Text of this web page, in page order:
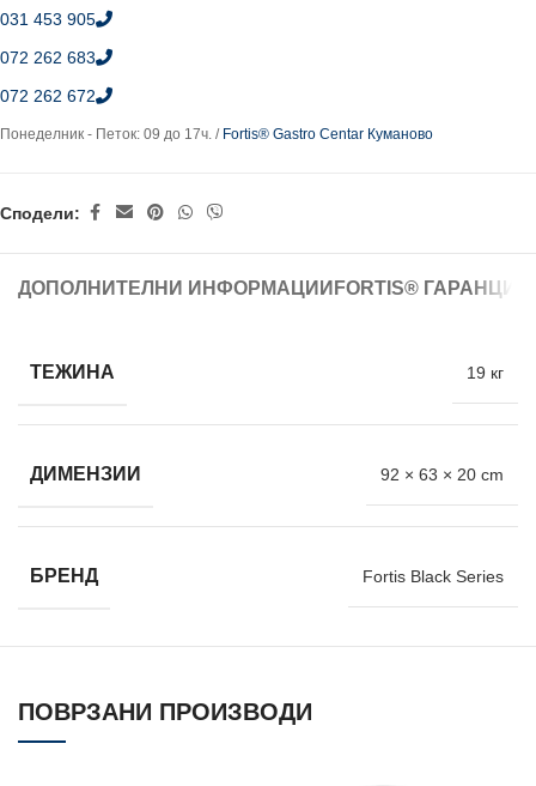
031 453 905
072 262 683
072 262 672
Понеделник - Петок: 09 до 17ч. / Fortis® Gastro Centar Куманово
Сподели:
ДОПОЛНИТЕЛНИ ИНФОРМАЦИИ FORTIS®
ТЕЖИНА 19 кг
ДИМЕНЗИИ 92 × 63 × 20 cm
БРЕНД Fortis Black Series
ПОВРЗАНИ ПРОИЗВОДИ